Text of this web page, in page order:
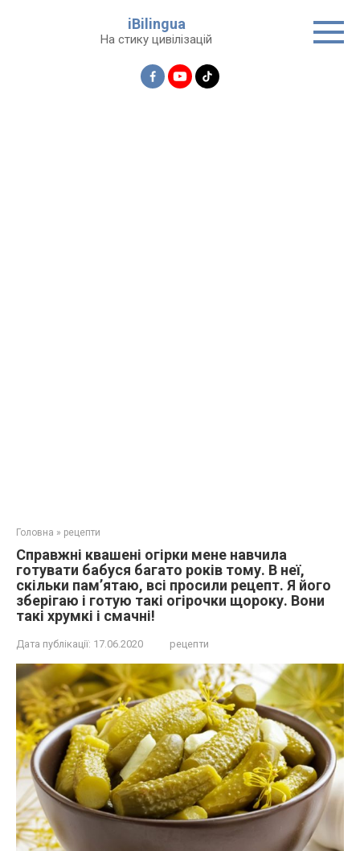
iBilingua
На стику цивілізацій
Головна » рецепти
Справжні квашені огірки мене навчила
готувати бабуся багато років тому. В неї,
скільки пам’ятаю, всі просили рецепт. Я його
зберігаю і готую такі огірочки щороку. Вони
такі хрумкі і смачні!
Дата публікації: 17.06.2020 рецепти